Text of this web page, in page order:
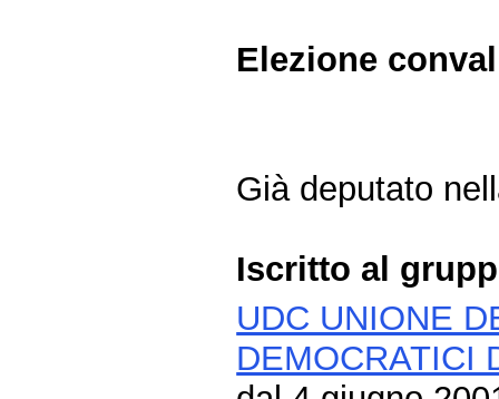
Elezione
Già deputato
Iscritto al
UDC UNIONE
DEMOCRATICI